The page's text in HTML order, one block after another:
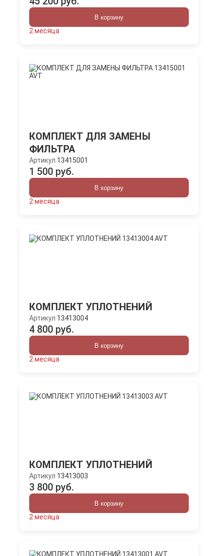
В корзину
2 месяца
КОМПЛЕКТ ДЛЯ ЗАМЕНЫ
ФИЛЬТРА
Артикул 13415001
1 500 руб.
В корзину
2 месяца
КОМПЛЕКТ УПЛОТНЕНИЙ
Артикул 13413004
4 800 руб.
В корзину
2 месяца
КОМПЛЕКТ УПЛОТНЕНИЙ
Артикул 13413003
3 800 руб.
В корзину
2 месяца